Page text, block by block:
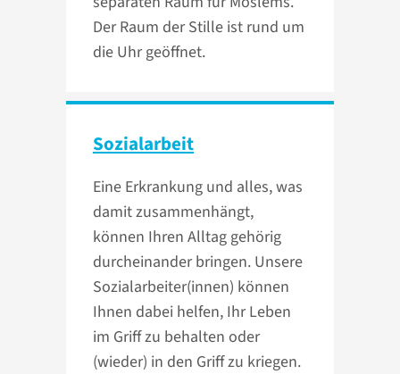
Der Raum der Stille ist rund um
die Uhr geöffnet.
Sozialarbeit
Eine Erkrankung und alles, was
damit zusammenhängt,
können Ihren Alltag gehörig
durcheinander bringen. Unsere
Sozialarbeiter(innen) können
Ihnen dabei helfen, Ihr Leben
im Griff zu behalten oder
(wieder) in den Griff zu kriegen.